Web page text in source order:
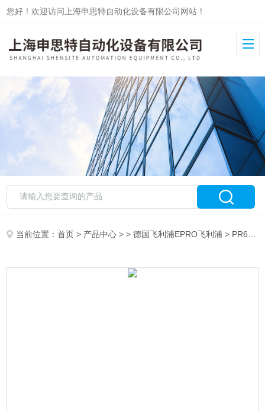
您好！欢迎访问上海申思特自动化设备有限公司网站！
当前位置：首页 > 产品中心 > >德国飞利浦EPRO飞利浦 > PR6423/005-140菲利普EPRO传感器PR6423/005-140价格